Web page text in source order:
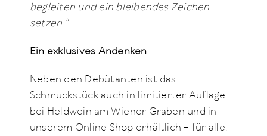
begleiten und ein bleibendes Zeichen
setzen.“
Ein exklusives Andenken
Neben den Debütanten ist das
Schmuckstück auch in limitierter Auflage
bei Heldwein am Wiener Graben und in
unserem Online Shop erhältlich – für alle,